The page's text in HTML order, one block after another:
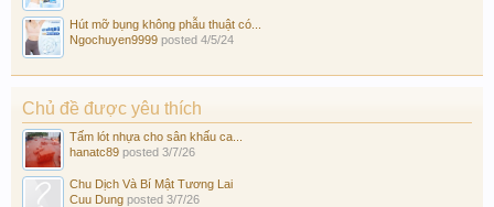
Hút mỡ bụng không phẫu thuật có...
Ngochuyen9999 posted 4/5/24
Chủ đề được yêu thích
Tấm lót nhựa cho sân khấu ca...
hanatc89 posted 3/7/26
Chu Dịch Và Bí Mật Tương Lai
Cuu Dung posted 3/7/26